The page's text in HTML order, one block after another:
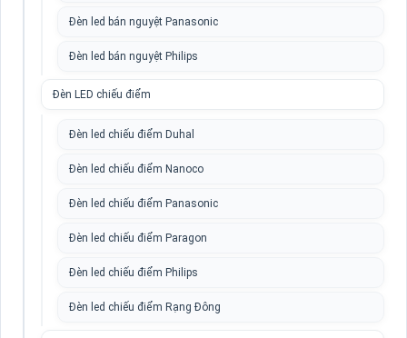
Đèn led bán nguyệt Panasonic
Đèn led bán nguyệt Philips
Đèn LED chiếu điểm
Đèn led chiếu điểm Duhal
Đèn led chiếu điểm Nanoco
Đèn led chiếu điểm Panasonic
Đèn led chiếu điểm Paragon
Đèn led chiếu điểm Philips
Đèn led chiếu điểm Rạng Đông